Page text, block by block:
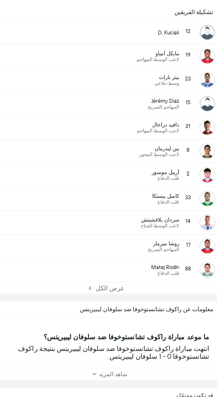
تشكيلة الفريقين
12
D. Kuciak
19 مايكل أمياو
لاعب الوسط المهاجم
23 بيتر باراث
وسط دفاعي
15
Jérémy Diaz
المهاجم الصريح
21 دافيد دراخال
لاعب الوسط المهاجم
8 بين ليدرمان
لاعب الوسط المحور
2 أرييل موسور
قلب الدفاع
33 كاميل بيستكا
قلب الدفاع
14 سردان بلافشيتش
لاعب الوسط الجناح
17 روشا ميرمار
المهاجم الصريح
88
Matej Rodin
قلب الدفاع
عرض الكل
معلومات عن راكوف تشانستوخوفا ضد سلوفان ليبيريتس
ما موعد مباراة راكوف تشانستوخوفا ضد سلوفان ليبيريتس؟
انتهت مباراة راكوف تشانستوخوفا ضد سلوفان ليبيريتس بنتيجة راكوف
تشانستوخوفا 0 - 1 سلوفان ليبيريتس.
شاهد المزيد
قد تكون مهتمًا بـ